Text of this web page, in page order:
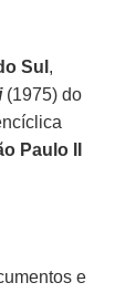
Sul ,
(1975) do
Paulo II
e